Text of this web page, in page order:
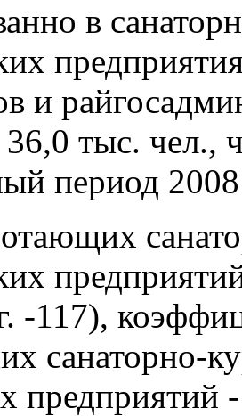
в
и
тыс. чел.,
период
-117),
санаторно-
предприятий